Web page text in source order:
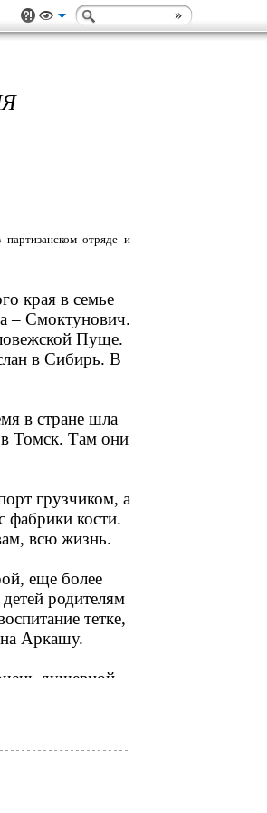
отряде и
края в семье
– Смоктунович.
Пуще.
в Сибирь. В
в стране шла
в Томск. Там они
грузчиком, а
фабрики кости.
всю жизнь.
еще более
родителям
тетке,
Аркашу.
душевной.
Михайлович